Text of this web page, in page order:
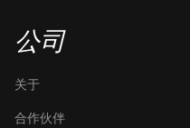
公司
关于
合作伙伴